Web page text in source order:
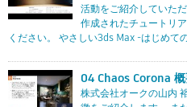
活動をご紹介していた
作成されたチュートリ
ください。 やさしい3ds Max -はじめて
04 Chaos Corona
株式会社オークの山内